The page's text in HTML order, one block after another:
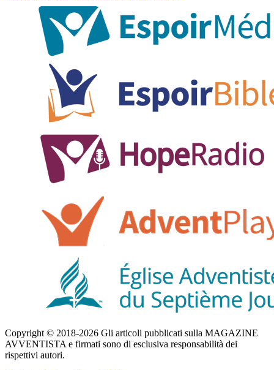
Copyright © 2018-2026 Gli articoli pubblicati sulla MAGAZINE
AVVENTISTA e firmati sono di esclusiva responsabilità dei
rispettivi autori.